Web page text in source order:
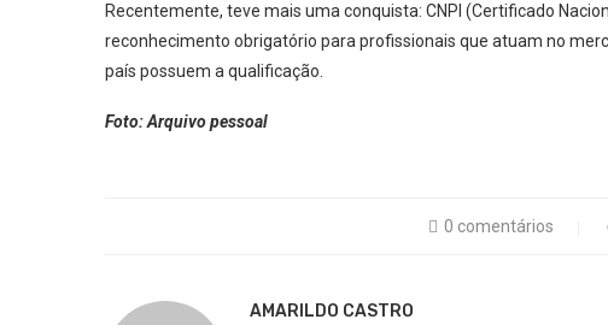
Recentemente, teve mais uma conquista: CNPI (Certificado
reconhecimento obrigatório para profissionais que atuam no
país possuem a qualificação.
Foto: Arquivo pessoal
0 comentários
AMARILDO CASTRO